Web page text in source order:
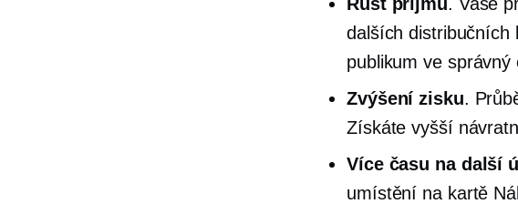
dalších distribučních
publikum ve správný
Zvýšení zisku.
Získáte vyšší
Více času na další
umístění na kartě